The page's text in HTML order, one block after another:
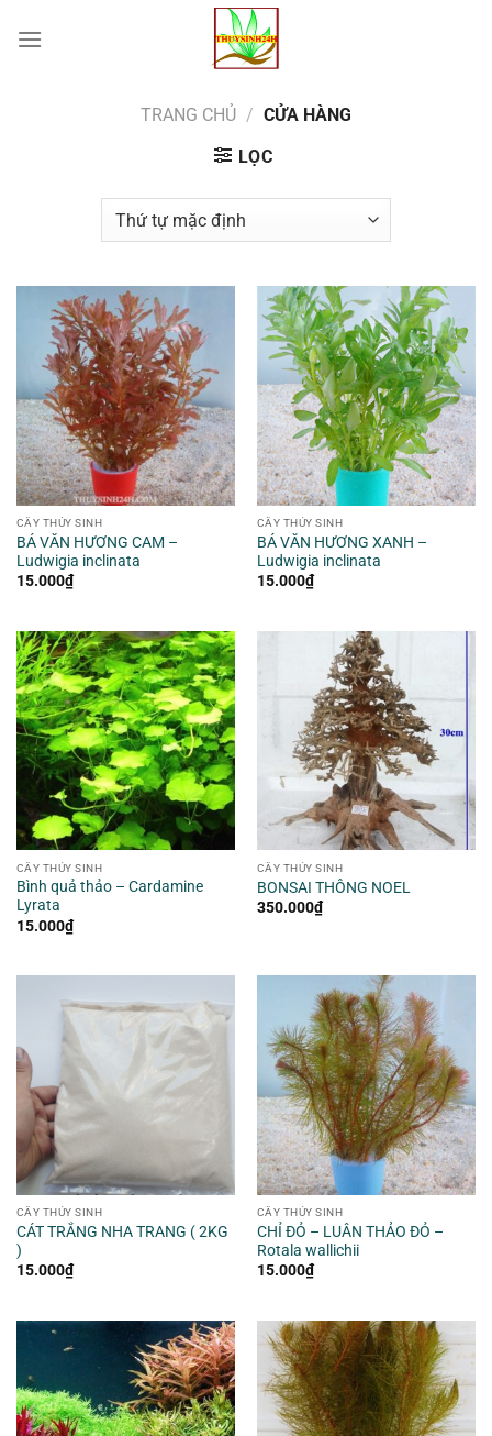
đến
TRANG CHỦ / CỬA HÀNG
LỌC
CÂY THỦY SINH
BÁ VĂN HƯƠNG CAM –
Ludwigia inclinata
15.000₫
CÂY THỦY SINH
BÁ VĂN HƯƠNG XANH –
Ludwigia inclinata
15.000₫
CÂY THỦY SINH
Bình quả thảo – Cardamine
Lyrata
15.000₫
CÂY THỦY SINH
BONSAI THÔNG NOEL
350.000₫
CÂY THỦY SINH
CÁT TRẮNG NHA TRANG ( 2KG
)
15.000₫
CÂY THỦY SINH
CHỈ ĐỎ – LUÂN THẢO ĐỎ –
Rotala wallichii
15.000₫